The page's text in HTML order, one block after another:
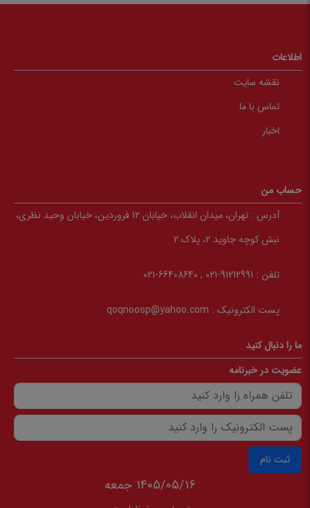
اطلاعات
نقشه سایت
تماس با ما
اخبار
حساب من
آدرس :
تهران، میدان انقلاب، خیابان 12 فروردین، خیابان وحید نظری،
نبش کوچه جاوید 2، پلاک 2
تلفن : 91212991-021 , 66408640-021
پست الکترونیک : qoqnoosp@yahoo.com
ما را دنبال کنید
عضویت در خبرنامه
ثبت نام
1405/05/16 جمعه